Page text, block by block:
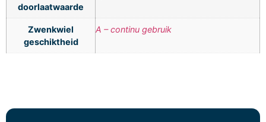
doorlaatwaarde
Zwenkwiel
geschiktheid
A – continu gebruik